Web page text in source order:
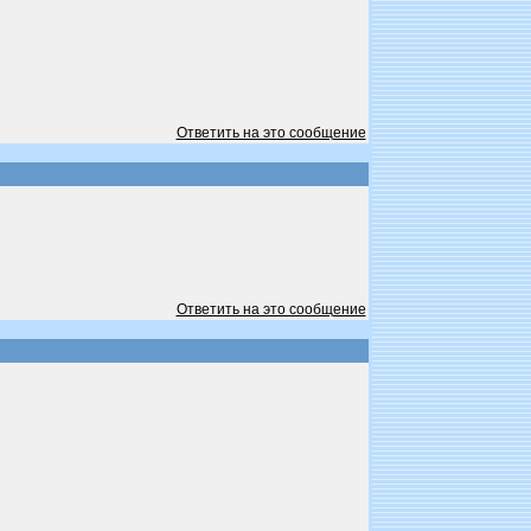
Ответить на это сообщение
Ответить на это сообщение